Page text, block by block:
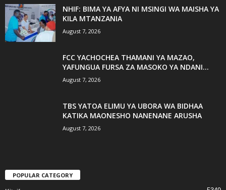
NHIF: BIMA YA AFYA NI MSINGI WA MAISHA YA
KILA MTANZANIA
August 7, 2026
FCC YACHOCHEA THAMANI YA MAZAO,
YAFUNGUA FURSA ZA MASOKO YA NDANI...
August 7, 2026
TBS YATOA ELIMU YA UBORA WA BIDHAA
KATIKA MAONESHO NANENANE ARUSHA
August 7, 2026
POPULAR CATEGORY